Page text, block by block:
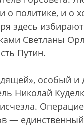
о политике, и
здесь
Светланы
Путин.
особый
Николай
—